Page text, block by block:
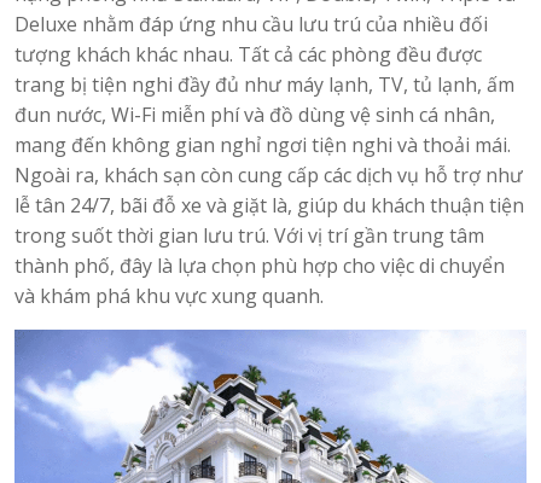
Deluxe nhằm đáp ứng nhu cầu lưu trú của nhiều đối
tượng khách khác nhau. Tất cả các phòng đều được
trang bị tiện nghi đầy đủ như máy lạnh, TV, tủ lạnh, ấm
đun nước, Wi-Fi miễn phí và đồ dùng vệ sinh cá nhân,
mang đến không gian nghỉ ngơi tiện nghi và thoải mái.
Ngoài ra, khách sạn còn cung cấp các dịch vụ hỗ trợ như
lễ tân 24/7, bãi đỗ xe và giặt là, giúp du khách thuận tiện
trong suốt thời gian lưu trú. Với vị trí gần trung tâm
thành phố, đây là lựa chọn phù hợp cho việc di chuyển
và khám phá khu vực xung quanh.